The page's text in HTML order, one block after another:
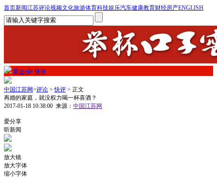
首页新闻江苏评论视频文化旅游体育科技娱乐汽车健康教育财经房产ENGLISH
紫金e评 快评
中国江苏网>评论 >快评 > 正文
再婚的家庭，就没权力喝一杯喜酒？
2017-01-18 10:38:00 来源： 中国江苏网
爱分享
听新闻
放大镜
放大字体
缩小字体